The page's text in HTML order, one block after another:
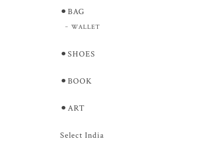
⚫︎BAG
WALLET
⚫︎SHOES
⚫︎BOOK
⚫︎ART
Select India